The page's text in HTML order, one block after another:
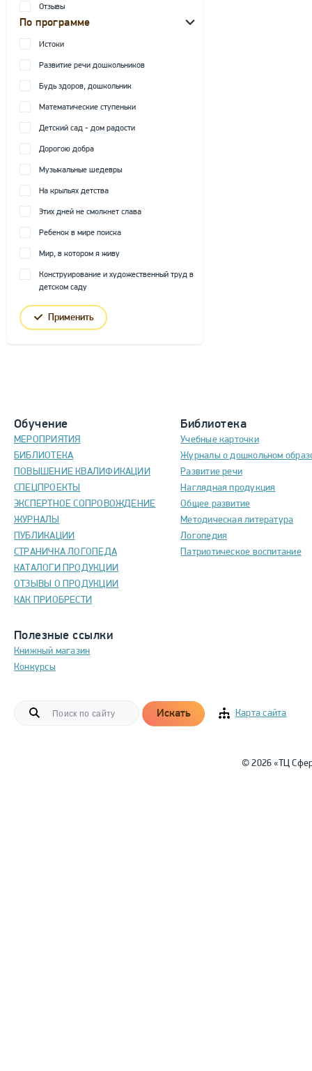
Отзывы
По программе
Истоки
Развитие речи дошкольников
Будь здоров, дошкольник
Математические ступеньки
Детский сад - дом радости
Дорогою добра
Музыкальные шедевры
На крыльях детства
Этих дней не смолкнет слава
Ребенок в мире поиска
Мир, в котором я живу
Конструирование и художественный труд в
детском саду
Применить
Обучение
МЕРОПРИЯТИЯ
БИБЛИОТЕКА
ПОВЫШЕНИЕ КВАЛИФИКАЦИИ
СПЕЦПРОЕКТЫ
ЭКСПЕРТНОЕ СОПРОВОЖДЕНИЕ
ЖУРНАЛЫ
ПУБЛИКАЦИИ
СТРАНИЧКА ЛОГОПЕДА
КАТАЛОГИ ПРОДУКЦИИ
ОТЗЫВЫ О ПРОДУКЦИИ
КАК ПРИОБРЕСТИ
Полезные ссылки
Книжный магазин
Конкурсы
Библиотека
Учебные карточки
Журналы о дошкольном
Развитие речи
Наглядная продукция
Общее развитие
Методическая литература
Логопедия
Патриотическое воспитание
Искать Карта сайта
© 2026 «ТЦ